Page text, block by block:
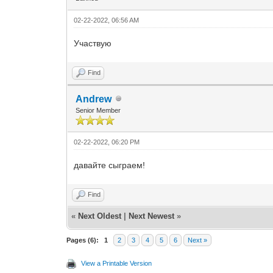
02-22-2022, 06:56 AM
Участвую
Find
Andrew
Senior Member
02-22-2022, 06:20 PM
давайте сыграем!
Find
« Next Oldest Next Newest »
Pages (6): 1 2 3 4 5 6 Next »
View a Printable Version